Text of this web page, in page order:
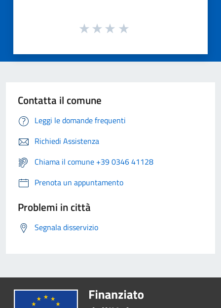
Contatta il comune
Leggi le domande frequenti
Richiedi Assistenza
Chiama il comune +39 0346 41128
Prenota un appuntamento
Problemi in città
Segnala disservizio